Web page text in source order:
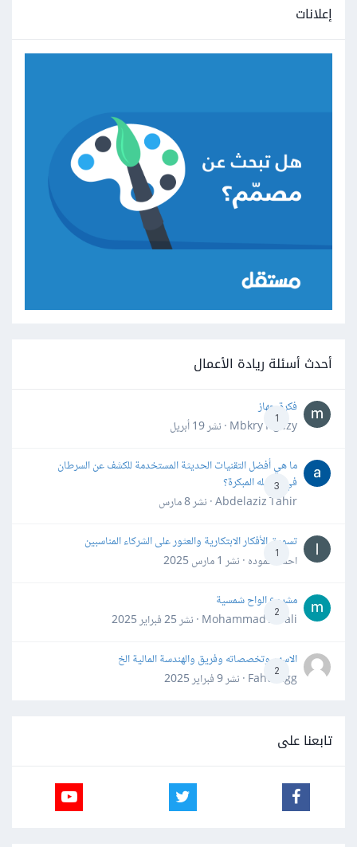
إعلانات
أحدث أسئلة ريادة الأعمال
1
فكرة جهاز
Mbkry Hgazy · نشر
19 أبريل
3
ما هي أفضل التقنيات الحديثة المستخدمة للكشف عن السرطان
في مراحله المبكرة؟
Abdelaziz Tahir · نشر
8 مارس
1
تسويق الأفكار الابتكارية والعثور على الشركاء المناسبين
احمد حموده · نشر 1 مارس 2025
2
مشروع الواح شمسية
Mohammad Awali · نشر
25 فبراير 2025
2
الاسهم وتخصصاته وفريق والهندسة المالية الخ
Fahd Ggg · نشر
9 فبراير 2025
تابعنا على